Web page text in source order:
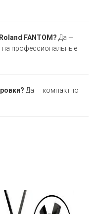
FANTOM? Да —
на профессиональные
Да — компактно